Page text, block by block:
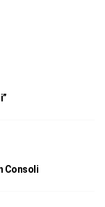
Consoli